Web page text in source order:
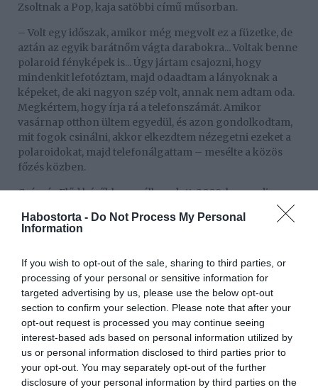
Habostorta - Do Not Process My Personal
Information
If you wish to opt-out of the sale, sharing to third parties, or
processing of your personal or sensitive information for
targeted advertising by us, please use the below opt-out
section to confirm your selection. Please note that after your
opt-out request is processed you may continue seeing
interest-based ads based on personal information utilized by
us or personal information disclosed to third parties prior to
your opt-out. You may separately opt-out of the further
disclosure of your personal information by third parties on the
Zsoltnak a Pop, kaja satöbbi című műsorban.
– Volt egy időszak, amikor még megvolt ez a füzetke, de
aztán az egyik barátnőm vágta darabokra... Voltak benne
polaroid fényképek is... Úgy jártam csajozni, hogy
mindenkit lefotóztam, majd odaadtam a lányoknak a
képeket, de aki nagyon szép volt, annak nem adtam oda.
Megkértem, hogy írja rá a telefonszámát. Amikor
vasárnap otthon ültem egyedül, és azon gondolkodtam,
mit fogok csinálni, akkor elkezdtem nézegetni ezeket a
polaroidokat, majd telefonálgattam – mesélte a közös
főzés közben.
Császár Előd később megállapodott, 2009-ben pedig
kislánya született. A gyermeke édesanyjával tizennégy
évig voltak együtt, ám 2016-ban elváltak; amit a zenész
– Amikor elváltunk, nekem nagyon fontos volt, hogy ne
harcoljunk a gyerek feje fölött a gyerek miatt...
Akármennyire sértődött vagyok, akármennyire dühös
vagyok, akármennyire utáljuk egymást, akkor is el fog
múlni, és iksz év múlva a gyerekünk még mindig kicsi
lesz, és még mindig beszélnünk kell. Úgyhogy a
minimum az, hogy próbáljak meg a lehető leginkább
civilizáltan elválni... Mi azóta is viszonylag jóban vagyunk
egymással, tehát nincs bajunk egymással, nincs anyázás,